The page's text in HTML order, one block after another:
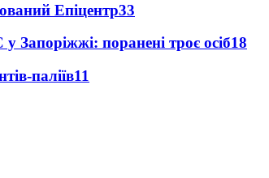
Епіцентр33
Запоріжжі: поранені троє осіб18
паліїв11